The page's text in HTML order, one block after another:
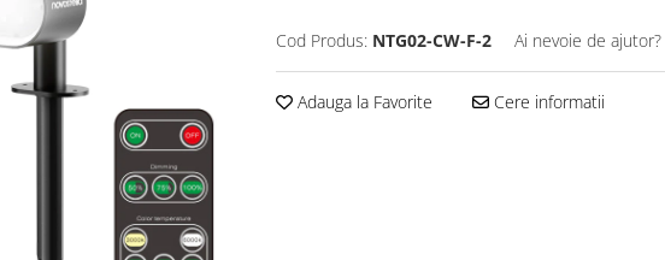
Cod Produs: NTG02-CW-F-2 Ai nevoie de ajutor?
Adauga la Favorite Cere informatii